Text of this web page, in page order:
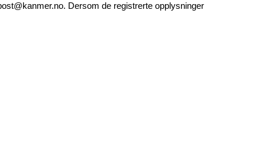
. Dersom de registrerte opplysninger